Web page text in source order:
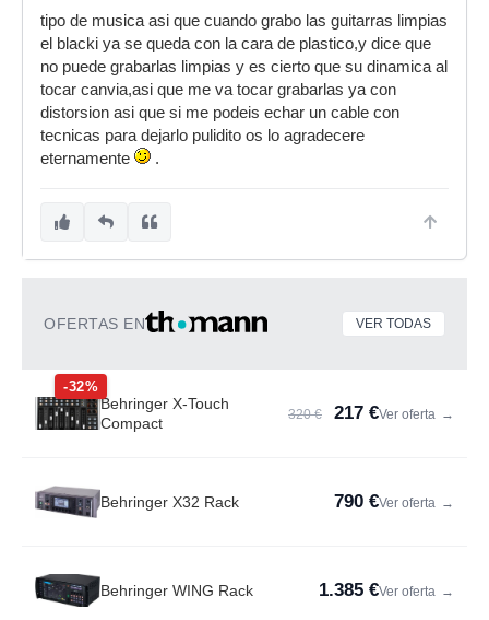
tipo de musica asi que cuando grabo las guitarras limpias
el blacki ya se queda con la cara de plastico,y dice que
no puede grabarlas limpias y es cierto que su dinamica al
tocar canvia,asi que me va tocar grabarlas ya con
distorsion asi que si me podeis echar un cable con
tecnicas para dejarlo pulidito os lo agradecere
eternamente
.
OFERTAS EN VER TODAS
-32%
Behringer X-Touch
Compact
320 € 217 €Ver oferta →
Behringer X32 Rack 790 €Ver oferta →
Behringer WING Rack 1.385 €Ver oferta →